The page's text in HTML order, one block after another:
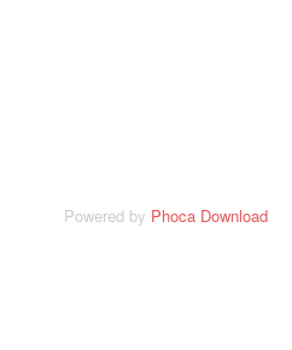
Powered by Phoca Download